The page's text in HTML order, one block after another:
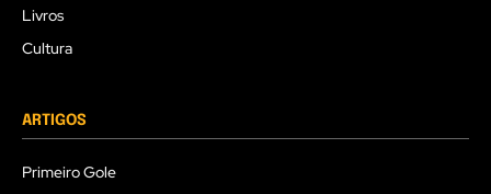
Livros
Cultura
ARTIGOS
Primeiro Gole